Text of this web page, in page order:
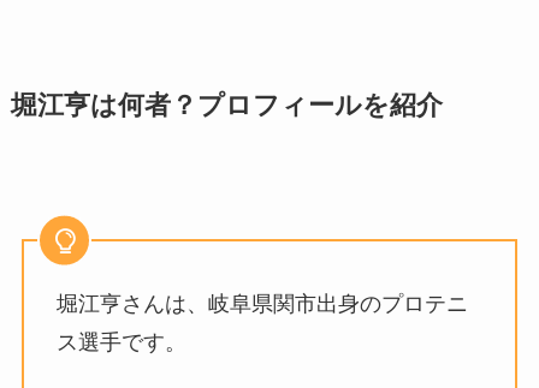
堀江亨は何者？プロフィールを紹介
堀江亨さんは、岐阜県関市出身のプロテニ
ス選手です。